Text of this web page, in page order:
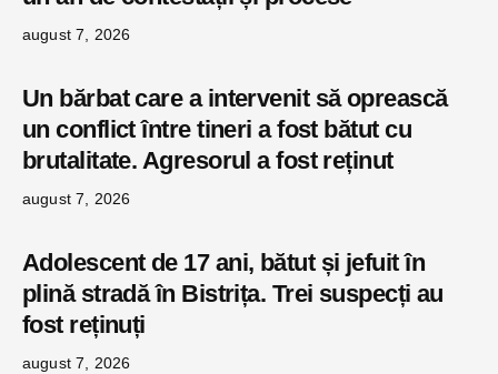
august 7, 2026
Un bărbat care a intervenit să oprească
un conflict între tineri a fost bătut cu
brutalitate. Agresorul a fost reținut
august 7, 2026
Adolescent de 17 ani, bătut și jefuit în
plină stradă în Bistrița. Trei suspecți au
fost reținuți
august 7, 2026